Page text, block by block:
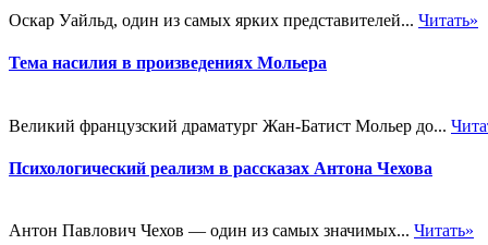
Оскар Уайльд, один из самых ярких представителей... Читать»
Тема насилия в произведениях Мольера
Великий французский драматург Жан-Батист Мольер до...
Психологический реализм в рассказах Антона Чехова
Антон Павлович Чехов — один из самых значимых... Читать»